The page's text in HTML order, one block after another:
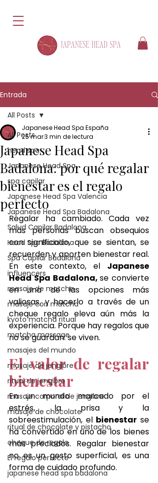
Entrada
All Posts
head spa
Japanese Head Spa
spa capilar
Japanese Head Spa Valencia
Japanese Head Spa Badalona
Salud Capilar Badalona
Head Spa Badalona
Spa Capilar Badalona
influencers
masaje de matcha
masaje con matcha
kyoto matcha ritual
matcha massage
masajes del mundo
masaje de jengibre
ritual de jengibre
masaje corporal de jengibre
masaje de chocolate
ritual de chocolate y pistacho
cheque de regalo
El regalo perfecto
japanese head spa badalona
All Posts
Japanese Head Spa
Badalona: por qué regalar
bienestar es el regalo
perfecto
Japanese Head Spa España
25 mar3 min de lectura
Regalar ha cambiado. Cada vez
más personas buscan obsequios
con significado, que se sientan, se
recuerden y aporten bienestar real.
En este contexto, el Japanese
Head Spa Badalona, se convierte
en una de las opciones más
valiosas, y hacerlo a través de un
cheque regalo eleva aún más la
experiencia. Porque hay regalos que
no se guardan: se viven.
El valor de regalar
bienestar
En un mundo marcado por el
estrés, la prisa y la
sobreestimulación, el bienestar se
ha convertido en uno de los bienes
más preciados. Regalar bienestar
no es un gesto superficial, es una
forma de cuidado profundo.